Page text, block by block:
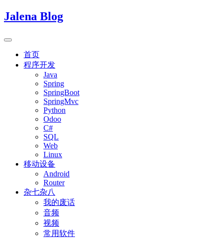
Jalena Blog
首页
程序开发
Java
Spring
SpringBoot
SpringMvc
Python
Odoo
C#
SQL
Web
Linux
移动设备
Android
Router
杂七杂八
我的废话
音频
视频
常用软件